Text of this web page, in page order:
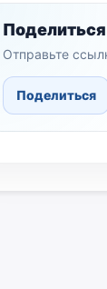
Отправьте
Поделиться